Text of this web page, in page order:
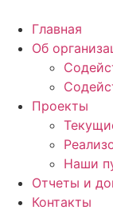
Главная
Об
Проекты
Наши
Отчеты и
Контакты